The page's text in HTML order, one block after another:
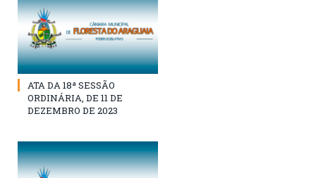
ATA DA 18ª SESSÃO
ORDINÁRIA, DE 11 DE
DEZEMBRO DE 2023